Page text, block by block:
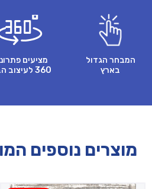
המבחר הגדול
בארץ
מציעים
360 לעיצוב הבית
מוצרים נוספים